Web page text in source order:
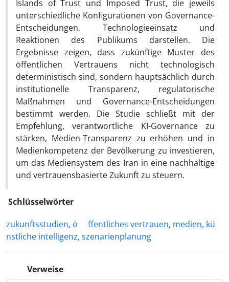
Islands of Trust und Imposed Trust, die jeweils
unterschiedliche Konfigurationen von Governance-
Entscheidungen, Technologieeinsatz und
Reaktionen des Publikums darstellen. Die
Ergebnisse zeigen, dass zukünftige Muster des
öffentlichen Vertrauens nicht technologisch
deterministisch sind, sondern hauptsächlich durch
institutionelle Transparenz, regulatorische
Maßnahmen und Governance-Entscheidungen
bestimmt werden. Die Studie schließt mit der
Empfehlung, verantwortliche KI-Governance zu
stärken, Medien-Transparenz zu erhöhen und in
Medienkompetenz der Bevölkerung zu investieren,
um das Mediensystem des Iran in eine nachhaltige
und vertrauensbasierte Zukunft zu steuern.
Schlüsselwörter
zukunftsstudien, ö
ffentliches vertrauen, medien, kü
nstliche intelligenz, szenarienplanung
Verweise